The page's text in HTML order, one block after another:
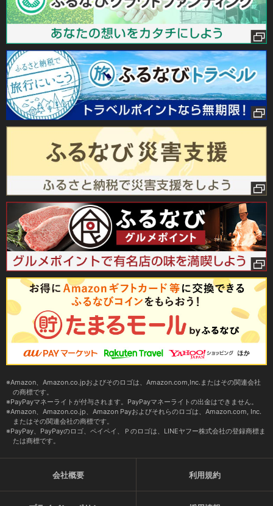
Amazon、Amazon.co.jpおよびそのロゴは、Amazon.com,Inc.またはその関連会社
の商標です。
PayPayマネーライトが付与されます。PayPayマネーライトの出金はできません。
Amazon、Amazon.co.jp、Amazon Payおよびそれらのロゴは、Amazon.com, Inc.
またはその関連会社の商標です。
PayPay、PayPayのロゴ、ペイペイ、Ｐのロゴは、LINEヤフー株式会社の登録商標ま
たは商標です。
会社概要 利用規約